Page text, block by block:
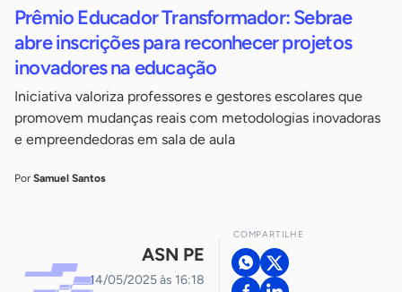
Prêmio Educador Transformador: Sebrae
abre inscrições para reconhecer projetos
inovadores na educação
Iniciativa valoriza professores e gestores escolares que
promovem mudanças reais com metodologias inovadoras
e empreendedoras em sala de aula
Por Samuel Santos
ASN PE
14/05/2025 às 16:18
COMPARTILHE